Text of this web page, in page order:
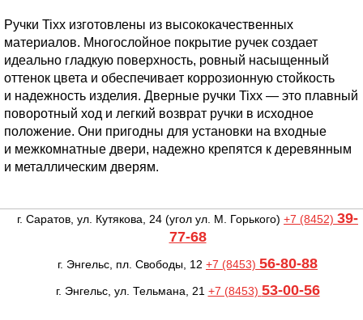
Ручки Tixx изготовлены из высококачественных
материалов. Многослойное покрытие ручек создает
идеально гладкую поверхность, ровный насыщенный
оттенок цвета и обеспечивает коррозионную стойкость
и надежность изделия. Дверные ручки Tixx — это плавный
поворотный ход и легкий возврат ручки в исходное
положение. Они пригодны для установки на входные
и межкомнатные двери, надежно крепятся к деревянным
и металлическим дверям.
г. Саратов, ул. Кутякова, 24 (угол ул. М. Горького) +7 (8452) 39-
77-68
г. Энгельс, пл. Свободы, 12 +7 (8453) 56-80-88
г. Энгельс, ул. Тельмана, 21 +7 (8453) 53-00-56